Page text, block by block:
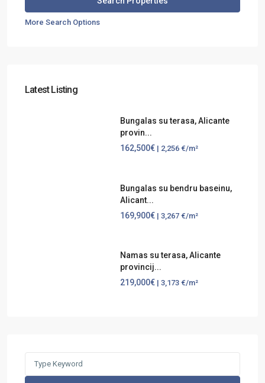
More Search Options
Latest Listing
Bungalas su terasa, Alicante
provin...
162,500€ | 2,256 €/m²
Bungalas su bendru baseinu,
Alicant...
169,900€ | 3,267 €/m²
Namas su terasa, Alicante
provincij...
219,000€ | 3,173 €/m²